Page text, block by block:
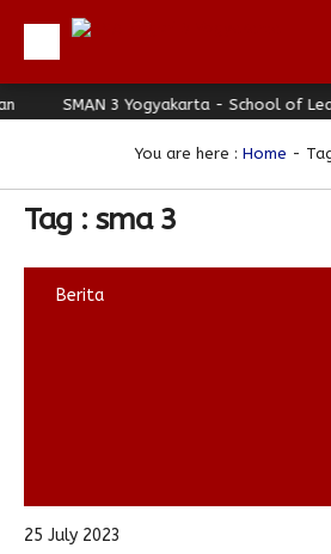
Beranda
Berita
Direktori
PPDB
SMAN 3 Yogyakarta - School of
You are here : Home -
Tag : sma 3
Berita
25 July 2023